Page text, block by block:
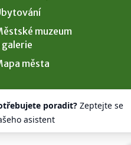
muzeum
galerie
města
poradit?Zeptejte se
asistenta